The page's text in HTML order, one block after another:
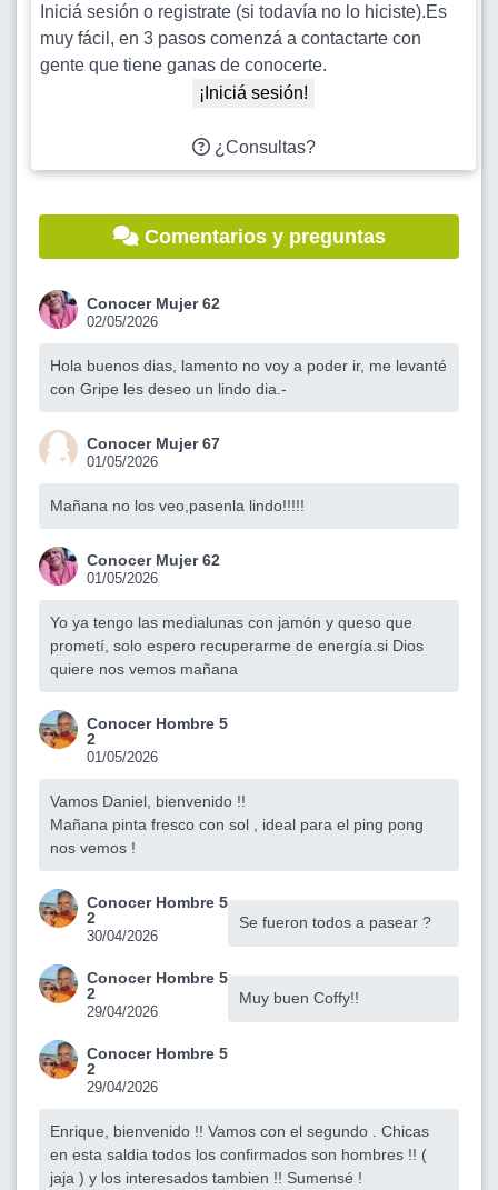
Iniciá sesión o registrate (si todavía no lo hiciste).Es
muy fácil, en 3 pasos comenzá a contactarte con
gente que tiene ganas de conocerte.
¡Iniciá sesión!
¿Consultas?
Comentarios y preguntas
Conocer Mujer 62
02/05/2026
Hola buenos dias, lamento no voy a poder ir, me levanté
con Gripe les deseo un lindo dia.-
Conocer Mujer 67
01/05/2026
Mañana no los veo,pasenla lindo!!!!!
Conocer Mujer 62
01/05/2026
Yo ya tengo las medialunas con jamón y queso que
prometí, solo espero recuperarme de energía.si Dios
quiere nos vemos mañana
Conocer Hombre 5
2
01/05/2026
Vamos Daniel, bienvenido !!
Mañana pinta fresco con sol , ideal para el ping pong
nos vemos !
Conocer Hombre 5
2
30/04/2026
Se fueron todos a pasear ?
Conocer Hombre 5
2
29/04/2026
Muy buen Coffy!!
Conocer Hombre 5
2
29/04/2026
Enrique, bienvenido !! Vamos con el segundo . Chicas
en esta saldia todos los confirmados son hombres !! (
jaja ) y los interesados tambien !! Sumensé !